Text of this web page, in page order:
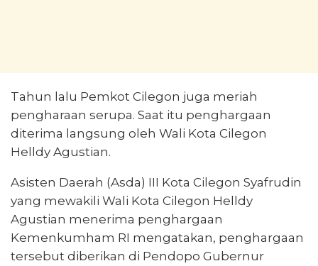
Tahun lalu Pemkot Cilegon juga meriah
pengharaan serupa. Saat itu penghargaan
diterima langsung oleh Wali Kota Cilegon
Helldy Agustian.
Asisten Daerah (Asda) III Kota Cilegon Syafrudin
yang mewakili Wali Kota Cilegon Helldy
Agustian menerima penghargaan
Kemenkumham RI mengatakan, penghargaan
tersebut diberikan di Pendopo Gubernur